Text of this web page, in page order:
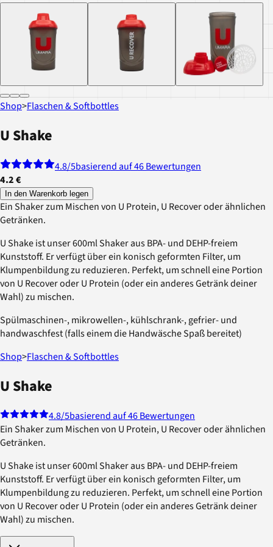
Shop>Flaschen & Softbottles
U Shake
4.8/5basierend auf 46 Bewertungen
4.2 €
In den Warenkorb legen
Ein Shaker zum Mischen von U Protein, U Recover oder ähnlichen
Getränken.
U Shake ist unser 600ml Shaker aus BPA- und DEHP-freiem
Kunststoff. Er verfügt über ein konisch geformten Filter, um
Klumpenbildung zu reduzieren. Perfekt, um schnell eine Portion
von U Recover oder U Protein (oder ein anderes Getränk deiner
Wahl) zu mischen.
Spülmaschinen-, mikrowellen-, kühlschrank-, gefrier- und
handwaschfest (falls einem die Handwäsche Spaß bereitet)
Shop>Flaschen & Softbottles
U Shake
4.8/5basierend auf 46 Bewertungen
Ein Shaker zum Mischen von U Protein, U Recover oder ähnlichen
Getränken.
U Shake ist unser 600ml Shaker aus BPA- und DEHP-freiem
Kunststoff. Er verfügt über ein konisch geformten Filter, um
Klumpenbildung zu reduzieren. Perfekt, um schnell eine Portion
von U Recover oder U Protein (oder ein anderes Getränk deiner
Wahl) zu mischen.